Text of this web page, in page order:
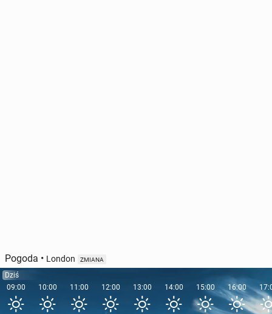
Pogoda • London ZMIANA
Dziś
09:00
10:00 11:00 12:00 13:00 14:00 15:00 16:00